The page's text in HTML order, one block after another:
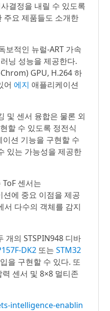
결정을 내릴 수 있도록
주요 제품들도 소개한
보적인 뉴럴-ART 가속
닝 성능을 제공한다.
GPU, H.264 하
어 에지 애플리케이션
및 센서 융합은 물론 외
할 수 있도록 정전식
션 기능을 구현할 수
있는 가능성을 제공한
센서는
에 중요 이점을 제공
서 다수의 객체를 감지
개의 STSPIN948 디바
DK2또는 STM32
을 구현할 수 있다. 또
센서 및 8×8 멀티존
intelligence-enablin